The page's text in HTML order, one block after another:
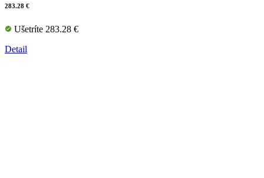
283.28 €
Ušetríte 283.28 €
Detail